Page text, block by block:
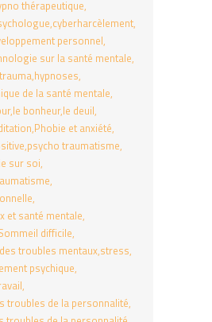
thérapeutique
cyberharcèlement
personnel
sur la santé mentale
hypnoses
de la santé mentale
le bonheur le deuil
Phobie et anxiété
psycho traumatisme
sur soi
et santé mentale
difficile
troubles mentaux stress
psychique
troubles de la personnalité